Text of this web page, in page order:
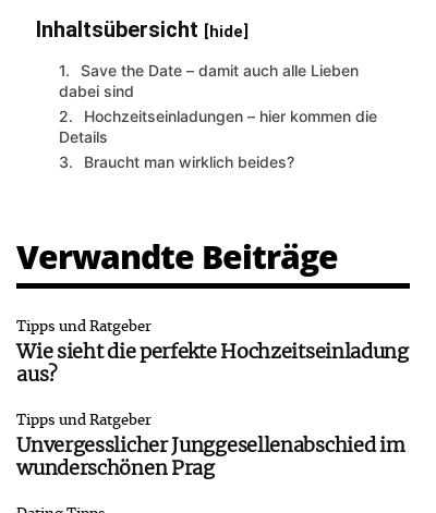
Inhaltsübersicht [hide]
Save the Date – damit auch alle Lieben
dabei sind
Hochzeitseinladungen – hier kommen die
Details
Braucht man wirklich beides?
Verwandte Beiträge
Tipps und Ratgeber
Wie sieht die perfekte Hochzeitseinladung
aus?
Tipps und Ratgeber
Unvergesslicher Junggesellenabschied im
wunderschönen Prag